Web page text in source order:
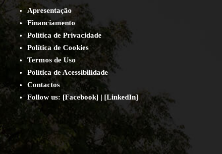
Apresentação
Financiamento
Política de Privacidade
Política de Cookies
Termos de Uso
Política de Acessibilidade
Contactos
Follow us: [Facebook] | [LinkedIn]